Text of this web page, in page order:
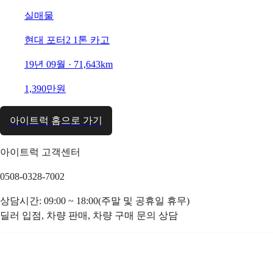
실매물
현대 포터2 1톤 카고
19년 09월 · 71,643km
1,390만원
아이트럭 홈으로 가기
아이트럭 고객센터
0508-0328-7002
상담시간: 09:00 ~ 18:00(주말 및 공휴일 휴무)
딜러 입점, 차량 판매, 차량 구매 문의 상담